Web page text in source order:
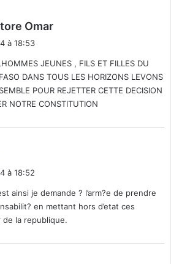
Omar
:
à 18:53
JEUNES , FILS ET FILLES DU
DANS TOUS LES HORIZONS LEVONS
POUR REJETTER CETTE DECISION
NOTRE CONSTITUTION
:
à 18:52
ainsi je demande ? l’arm?e de prendre
en mettant hors d’etat ces
la republique.